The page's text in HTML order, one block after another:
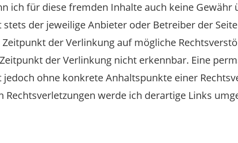
ich für diese fremden Inhalte auch keine
der jeweilige Anbieter oder Betreiber der
der Verlinkung auf mögliche
der Verlinkung nicht erkennbar. Eine
ohne konkrete Anhaltspunkte einer
Rechtsverletzungen werde ich derartige Links